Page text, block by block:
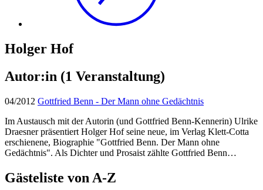
Holger Hof
Autor:in (1 Veranstaltung)
04/2012 Gottfried Benn - Der Mann ohne Gedächtnis
Im Austausch mit der Autorin (und Gottfried Benn-Kennerin) Ulrike
Draesner präsentiert Holger Hof seine neue, im Verlag Klett-Cotta
erschienene, Biographie "Gottfried Benn. Der Mann ohne
Gedächtnis". Als Dichter und Prosaist zählte Gottfried Benn…
Gästeliste von A-Z